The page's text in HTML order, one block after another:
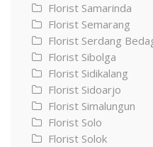
Florist Samarinda
Florist Semarang
Florist Serdang
Florist Sibolga
Florist Sidikalang
Florist Sidoarjo
Florist Simalungun
Florist Solo
Florist Solok